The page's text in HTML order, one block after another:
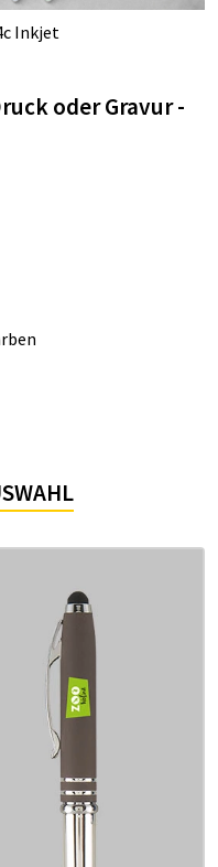
oder Gravur -
Inkjet